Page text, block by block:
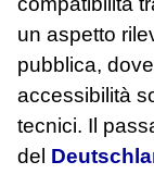
un aspetto
pubblica,
accessibilità
tecnici. Il
del